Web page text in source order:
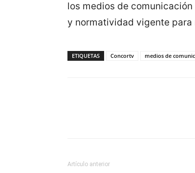
los medios de
y normatividad vigente para
ETIQUETAS Concortv medios de
Artículo anterior